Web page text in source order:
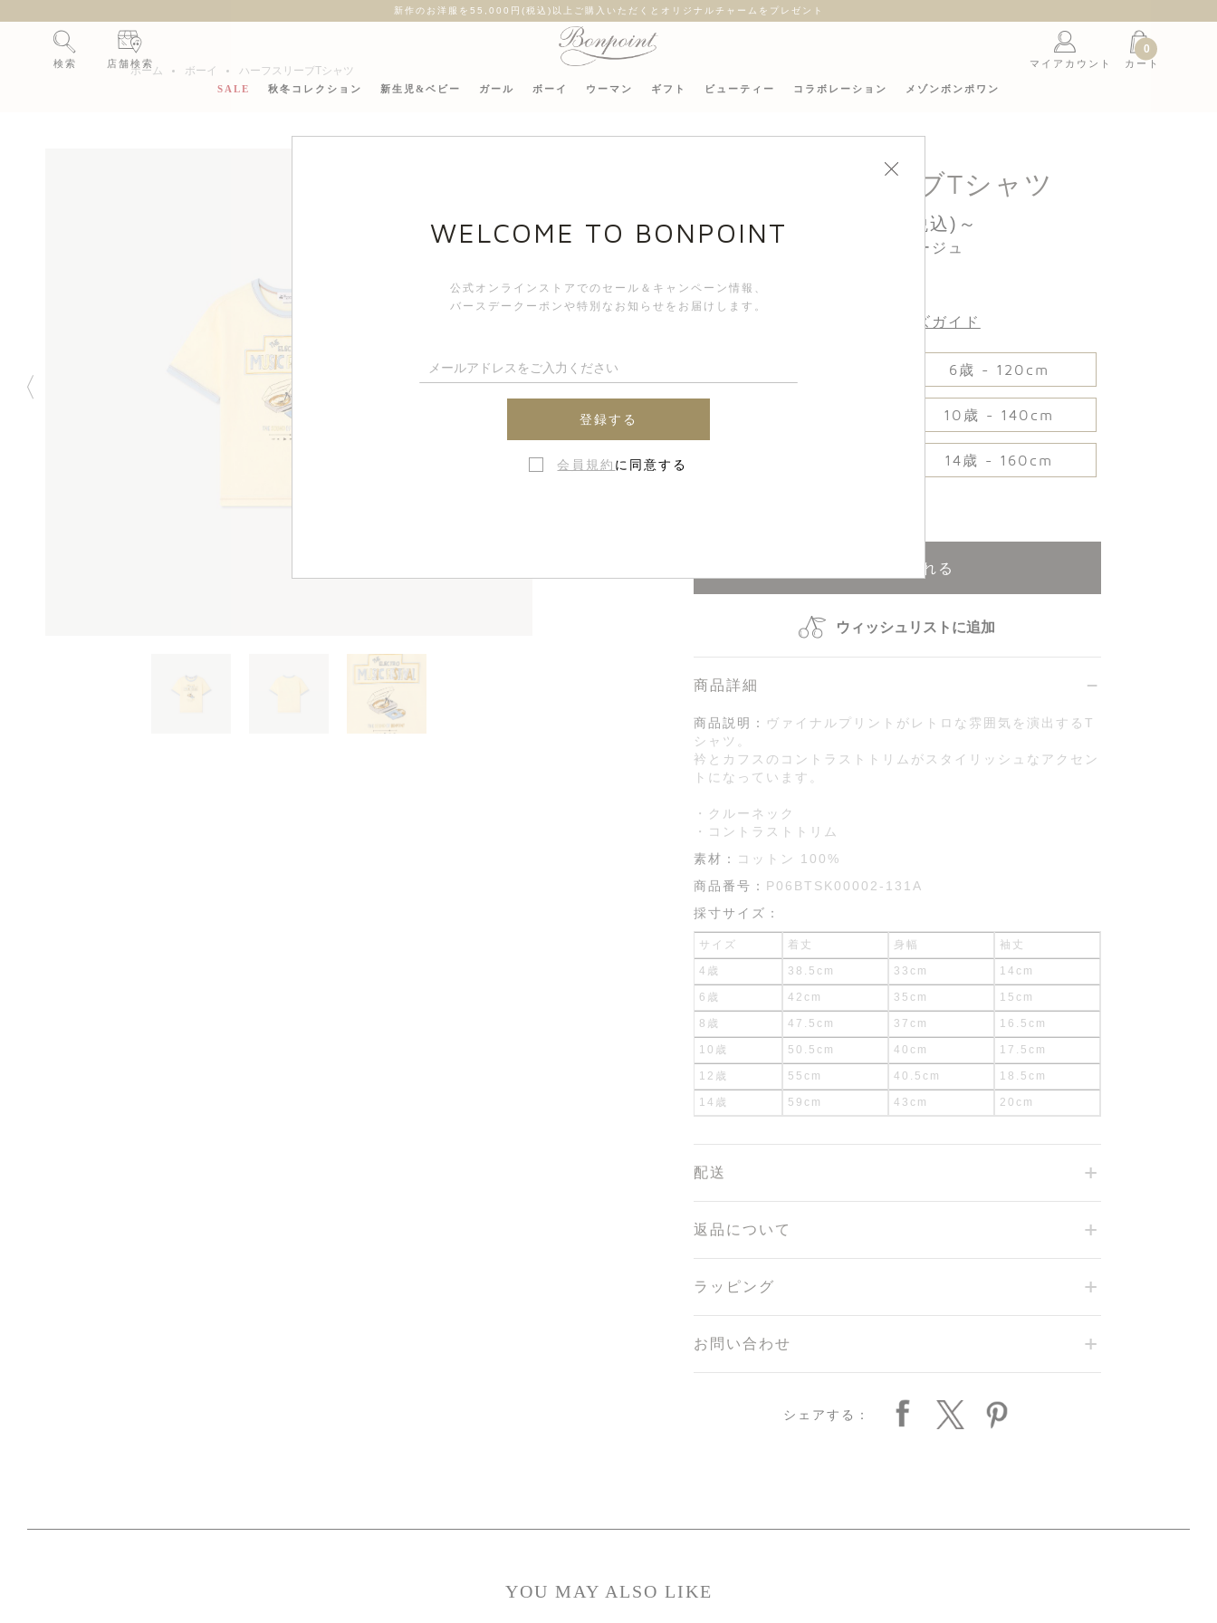
新作のお洋服を55,000円(税込)以上ご購入いただくとオリジナルチャームをプレゼント
検索 店舗検索 マイアカウント
0
カート
SALE 秋冬コレクション 新生児&ベビー ガール ボーイ ウーマン ギフト ビューティー コラボレーション メゾンボンポワン
ホーム ボーイ ハーフスリーブTシャツ
ハーフスリーブTシャツ
17,600円(税込)～
カラー : ベージュ
サイズガイド
6歳 - 120cm
10歳 - 140cm
14歳 - 160cm
カートに入れる
ウィッシュリストに追加
商品詳細
商品説明：
ヴァイナルプリントがレトロな雰囲気を演出するT
シャツ。
衿とカフスのコントラストトリムがスタイリッシュなアクセン
トになっています。
・クルーネック
・コントラストトリム
素材：
コットン 100%
商品番号： P06BTSK00002-131A
採寸サイズ：
サイズ 着丈 身幅 袖丈
4歳 38.5cm 33cm 14cm
6歳 42cm 35cm 15cm
8歳 47.5cm 37cm 16.5cm
10歳 50.5cm 40cm 17.5cm
12歳 55cm 40.5cm 18.5cm
14歳 59cm 43cm 20cm
配送
返品について
ラッピング
お問い合わせ
シェアする：
YOU MAY ALSO LIKE
WELCOME TO BONPOINT
公式オンラインストアでのセール＆キャンペーン情報、
バースデークーポンや特別なお知らせをお届けします。
登録する
会員規約 に同意する